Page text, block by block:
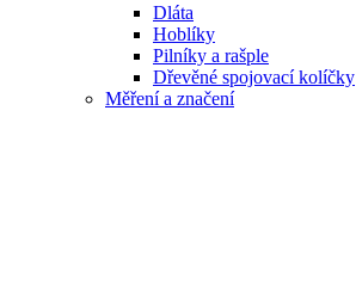
Dláta
Hoblíky
Pilníky a rašple
Dřevěné spojovací kolíčky
Měření a značení